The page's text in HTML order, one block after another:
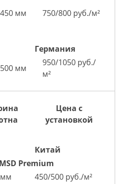
мм 750/800 руб./м²
Германия
мм
950/1050 руб./
м²
Цена с
установкой
Китай
Premium
450/500 руб./м²